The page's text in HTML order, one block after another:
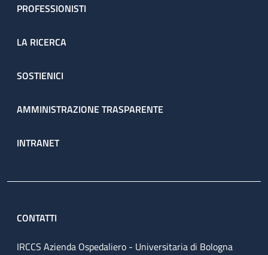
PROFESSIONISTI
LA RICERCA
SOSTIENICI
AMMINISTRAZIONE TRASPARENTE
INTRANET
CONTATTI
IRCCS Azienda Ospedaliero - Universitaria di Bologna